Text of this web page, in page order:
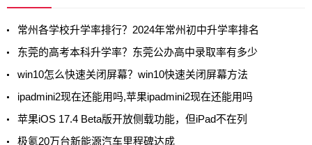
常州各学校升学率排行？2024年常州初中升学率排名
东莞的高考本科升学率？东莞公办高中录取率有多少
win10怎么快速关闭屏幕？win10快速关闭屏幕方法
ipadmini2现在还能用吗,苹果ipadmini2现在还能用吗
苹果iOS 17.4 Beta版开放侧载功能，但iPad不在列
极氪20万台新能源汽车里程碑达成